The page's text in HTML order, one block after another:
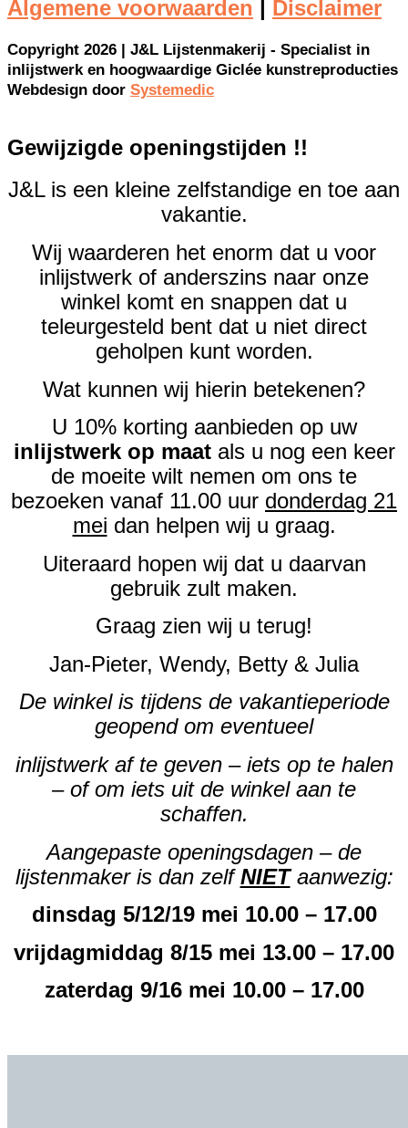
Algemene voorwaarden Disclaimer
Copyright 2026 | J&L Lijstenmakerij - Specialist in
inlijstwerk en hoogwaardige Giclée kunstreproducties
Webdesign door Systemedic
Gewijzigde openingstijden !!
J&L is een kleine zelfstandige en toe aan
vakantie.
Wij waarderen het enorm dat u voor
inlijstwerk of anderszins naar onze
winkel komt en snappen dat u
teleurgesteld bent dat u niet direct
geholpen kunt worden.
Wat kunnen wij hierin betekenen?
U 10% korting aanbieden op uw
inlijstwerk op maatals u nog een keer
de moeite wilt nemen om ons te
bezoeken vanaf 11.00 uur donderdag 21
mei dan helpen wij u graag.
Uiteraard hopen wij dat u daarvan
gebruik zult maken.
Graag zien wij u terug!
Jan-Pieter, Wendy, Betty & Julia
De winkel is tijdens de vakantieperiode
geopend om eventueel
inlijstwerk af te geven – iets op te halen
– of om iets uit de winkel aan te
schaffen.
Aangepaste openingsdagen – de
lijstenmaker is dan zelfNIETaanwezig:
dinsdag 5/12/19 mei 10.00 – 17.00
vrijdagmiddag 8/15 mei 13.00 – 17.00
zaterdag 9/16 mei 10.00 – 17.00